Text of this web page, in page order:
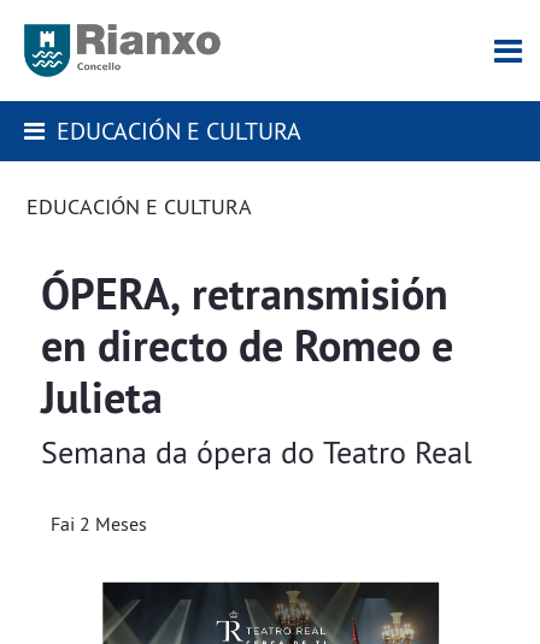
EDUCACIÓN E CULTURA
EDUCACIÓN E CULTURA
ÓPERA, retransmisión
en directo de Romeo e
Julieta
Semana da ópera do Teatro Real
Fai 2 Meses